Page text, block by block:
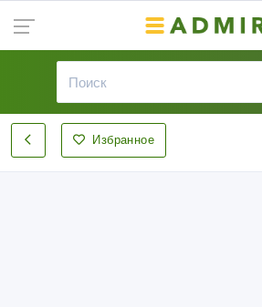
Избранное